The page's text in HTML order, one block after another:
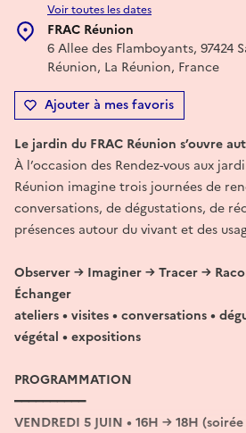
Voir toutes les dates
FRAC Réunion
6 Allee des Flamboyants, 97424
Réunion, La Réunion, France
Ajouter à mes favoris
Le jardin du FRAC Réunion s’ouvre
À l’occasion des Rendez-vous aux
Réunion imagine trois journées de
conversations, de dégustations, de
présences autour du vivant et des
Observer → Imaginer → Tracer →
Échanger
ateliers • visites • conversations •
végétal • expositions
PROGRAMMATION
━━━━━━━━━━
VENDREDI 5 JUIN • 16H → 18H